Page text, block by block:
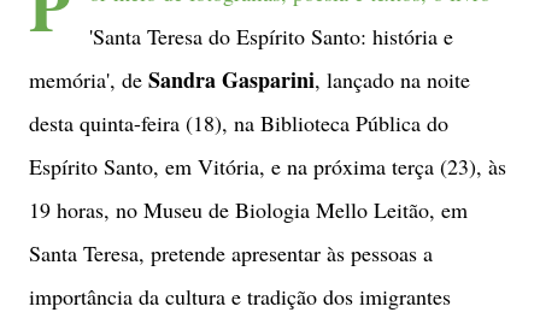
'Santa Teresa do Espírito Santo: história e
memória', de Sandra Gasparini, lançado na noite
desta quinta-feira (18), na Biblioteca Pública do
Espírito Santo, em Vitória, e na próxima terça (23), às
19 horas, no Museu de Biologia Mello Leitão, em
Santa Teresa, pretende apresentar às pessoas a
importância da cultura e tradição dos imigrantes